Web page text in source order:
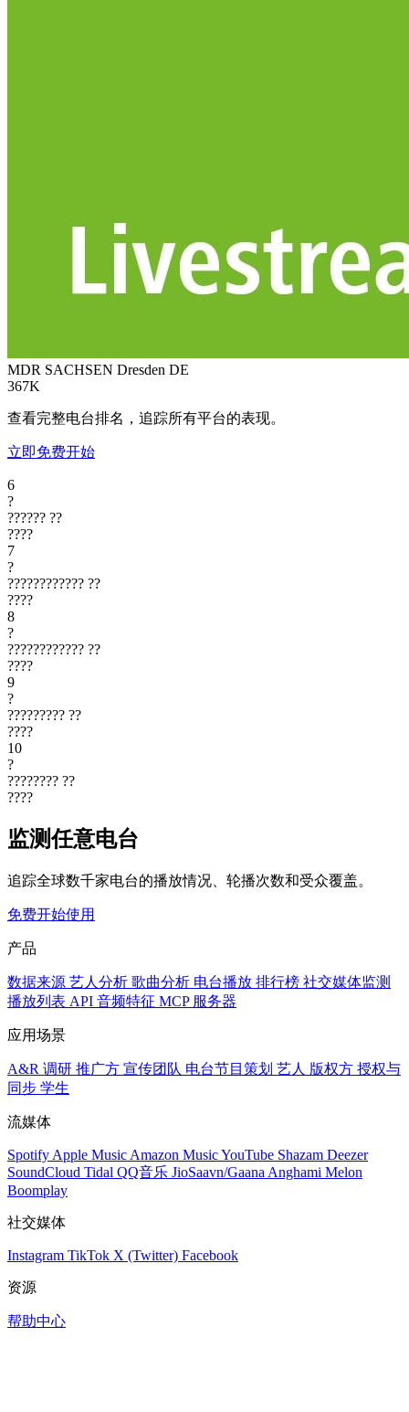
MDR SACHSEN Dresden DE
367K
查看完整电台排名，追踪所有平台的表现。
立即免费开始
6
?
?????? ??
????
7
?
???????????? ??
????
8
?
???????????? ??
????
9
?
????????? ??
????
10
?
???????? ??
????
监测任意电台
追踪全球数千家电台的播放情况、轮播次数和受众覆盖。
免费开始使用
产品
数据来源 艺人分析 歌曲分析 电台播放 排行榜 社交媒体监测
播放列表 API 音频特征 MCP 服务器
应用场景
A&R 调研 推广方 宣传团队 电台节目策划 艺人 版权方 授权与
同步 学生
流媒体
Spotify Apple Music Amazon MusicYouTube Shazam Deezer
SoundCloud Tidal QQ音乐 JioSaavn/Gaana Anghami Melon
Boomplay
社交媒体
Instagram TikTok X (Twitter) Facebook
资源
帮助中心